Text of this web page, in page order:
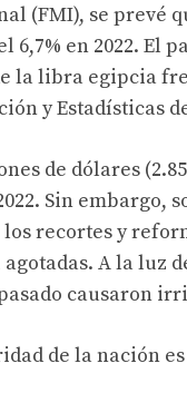
(FMI), se prevé
6,7% en 2022.
la libra egipcia
y Estadísticas
de dólares
Sin embargo,
recortes y
A la luz
causaron
de la nación